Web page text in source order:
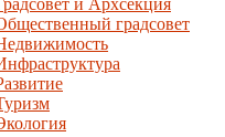
и Архсекция
градсовет